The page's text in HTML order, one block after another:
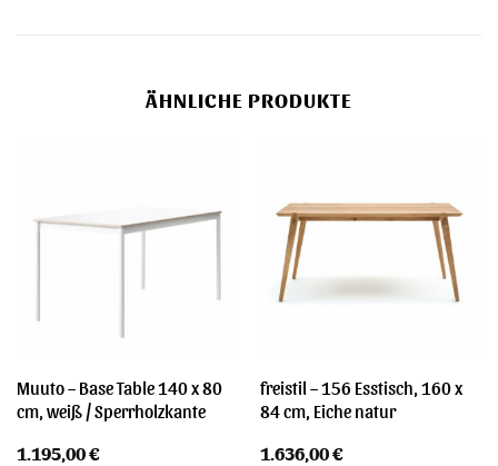
ÄHNLICHE PRODUKTE
Muuto – Base Table 140 x 80
cm, weiß / Sperrholzkante
1.195,00€
freistil – 156 Esstisch, 160 x
84 cm, Eiche natur
1.636,00€